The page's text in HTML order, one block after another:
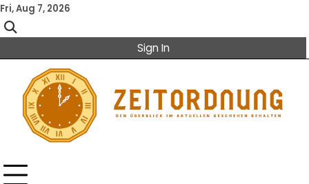
Skip
to
content
Fri, Aug 7, 2026
Sign In